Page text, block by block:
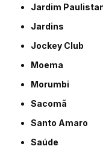
Jardim
Jardins
Jockey Club
Moema
Morumbi
Sacomã
Santo Amaro
Saúde